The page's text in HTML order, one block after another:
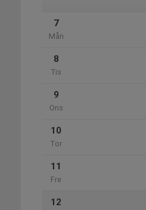
7
Mån
8
Tis
9
Ons
10
Tor
11
Fre
12